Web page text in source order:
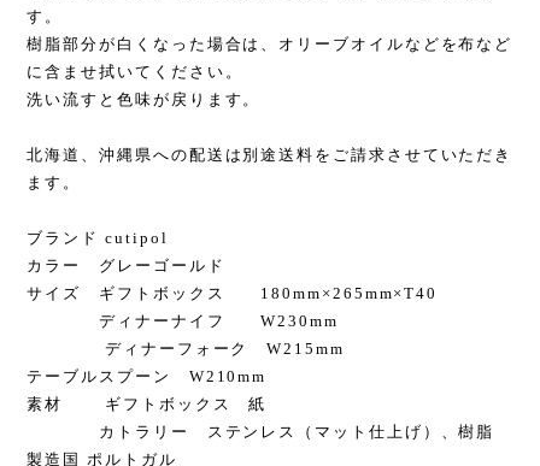
す。
樹脂部分が白くなった場合は、オリーブオイルなどを布など
に含ませ拭いてください。
洗い流すと色味が戻ります。
北海道、沖縄県への配送は別途送料をご請求させていただき
ます。
ブランド cutipol
カラー グレーゴールド
サイズ ギフトボックス 180mm×265mm×T40
ディナーナイフ W230mm
ディナーフォーク W215mm
テーブルスプーン W210mm
素材 ギフトボックス 紙
カトラリー ステンレス（マット仕上げ）、樹脂
製造国 ポルトガル